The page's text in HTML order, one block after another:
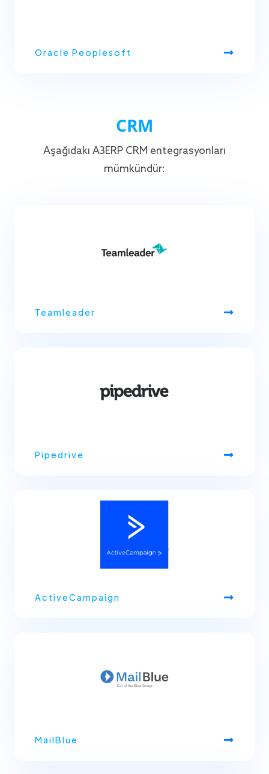
Oracle Peoplesoft
CRM
Aşağıdaki A3ERP CRM entegrasyonları
mümkündür:
Teamleader
Pipedrive
ActiveCampaign
MailBlue